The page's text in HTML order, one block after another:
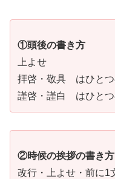
①頭後の書き方
上よせ
拝啓・敬具 はひとつ
謹啓・謹白 はひとつ
②時候の挨拶の書き方
改行・上よせ・前に1